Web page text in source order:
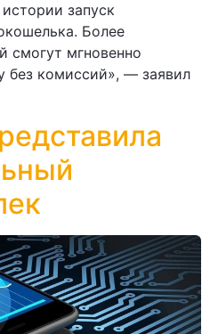
запуск
Более
смогут мгновенно
без комиссий», — заявил